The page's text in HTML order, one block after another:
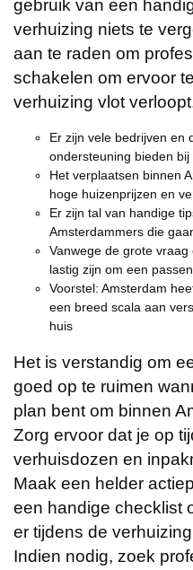
gebruik van een
verhuizing niets te
aan te raden om
schakelen om ervoor
verhuizing vlot
Er zijn vele bedrijven en
ondersteuning bieden bij
Het verplaatsen binnen
hoge huizenprijzen en
Er zijn tal van handige
Amsterdammers die
Vanwege de grote
lastig zijn om een
Voorstel: Amsterdam
een breed scala aan
huis
Het is verstandig om
goed op te ruimen
plan bent om binnen
Zorg ervoor dat je op
verhuisdozen en
Maak een helder
een handige checklist
er tijdens de
Indien nodig, zoek